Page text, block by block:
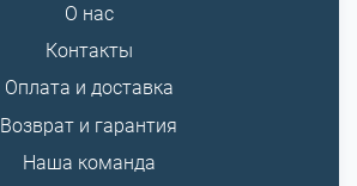
О нас
Контакты
Оплата и доставка
Возврат и гарантия
Наша команда